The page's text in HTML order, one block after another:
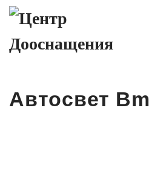
Автосвет